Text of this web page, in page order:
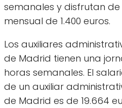
semanales y disfrutan
mensual de 1.400 euros.
Los auxiliares
de Madrid tienen una
horas semanales. El
de un auxiliar
de Madrid es de 19.664